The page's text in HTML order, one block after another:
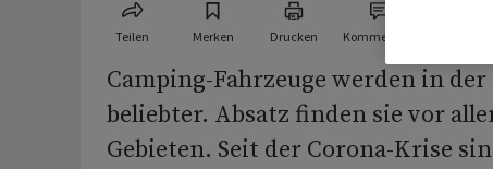
Teilen Merken Drucken Kommentare
Camping-Fahrzeuge werden in
beliebter. Absatz finden sie vor
Gebieten. Seit der Corona-Krise